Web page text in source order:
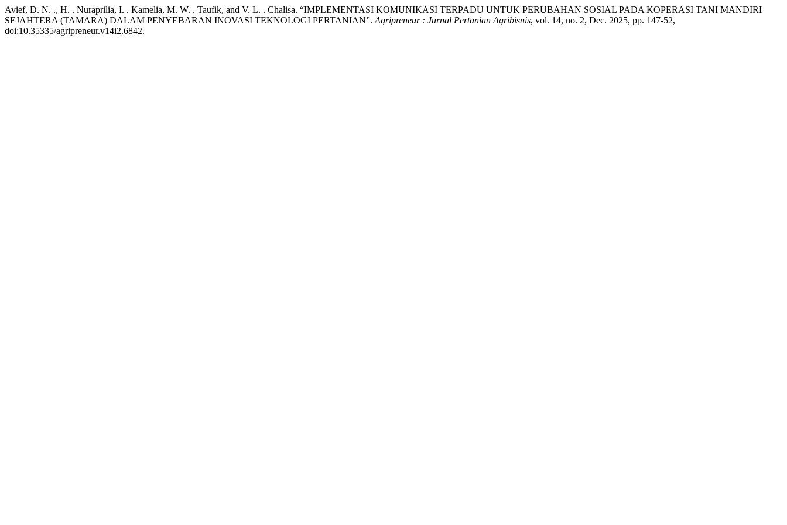
Avief, D. N. ., H. . Nuraprilia, I. . Kamelia, M. W. . Taufik, and V. L. . Chalisa. “IMPLEMENTASI KOMUNIKASI TERPADU UNTUK PERUBAHAN SOSIAL PADA KOPERASI TANI MANDIRI
SEJAHTERA (TAMARA) DALAM PENYEBARAN INOVASI TEKNOLOGI PERTANIAN”. Agripreneur : Jurnal Pertanian Agribisnis, vol. 14, no. 2, Dec. 2025, pp. 147-52,
doi:10.35335/agripreneur.v14i2.6842.